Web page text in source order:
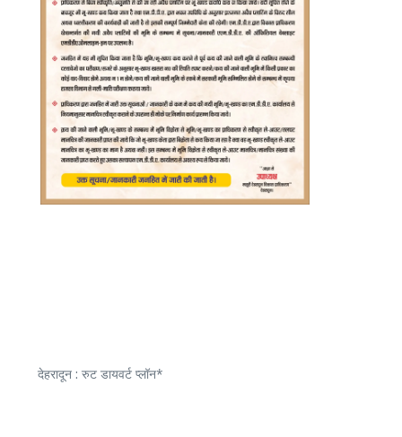
देहरादून : रुट डायवर्ट प्लॉन*